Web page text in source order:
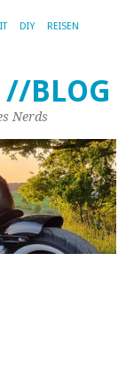
IT DIY REISEN
//BLOG
Nerds